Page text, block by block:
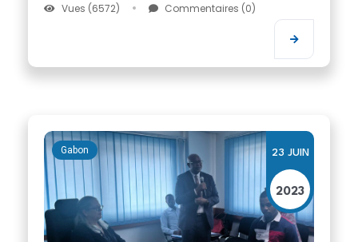
Vues (6572) Commentaires (0)
23 JUIN
2023
Gabon